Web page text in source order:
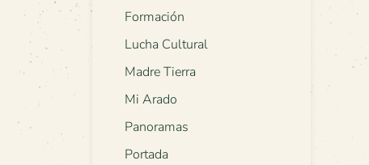
Formación
Lucha Cultural
Madre Tierra
Mi Arado
Panoramas
Portada